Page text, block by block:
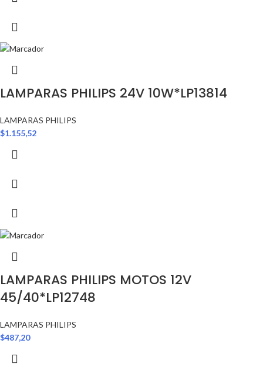
LAMPARAS PHILIPS 24V 10W*LP13814
LAMPARAS PHILIPS
$1.155,52
LAMPARAS PHILIPS MOTOS 12V
45/40*LP12748
LAMPARAS PHILIPS
$487,20